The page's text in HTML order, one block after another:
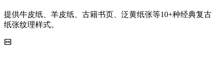
提供牛皮纸、羊皮纸、古籍书页、泛黄纸张等10+种经典复古
纸张纹理样式。